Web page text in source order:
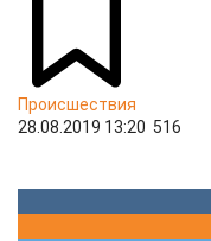
Происшествия
28.08.2019 13:20 516